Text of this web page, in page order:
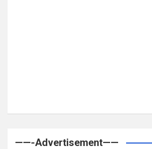
——-Advertisement——